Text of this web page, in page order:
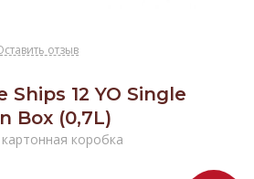
отзыв
Ships 12 YO Single
Box (0,7L)
коробка